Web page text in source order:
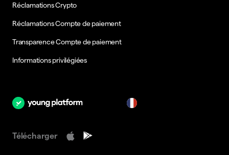
Réclamations Crypto
Réclamations Compte de paiement
Transparence Compte de paiement
Informations privilégiées
Télécharger